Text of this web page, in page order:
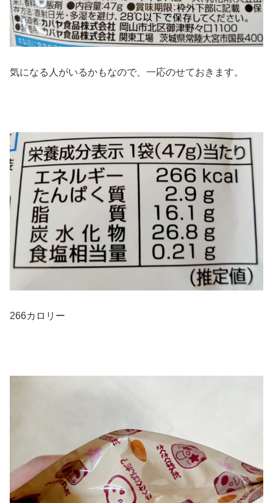
気になる人がいるかもなので、一応のせておきます。
266カロリー